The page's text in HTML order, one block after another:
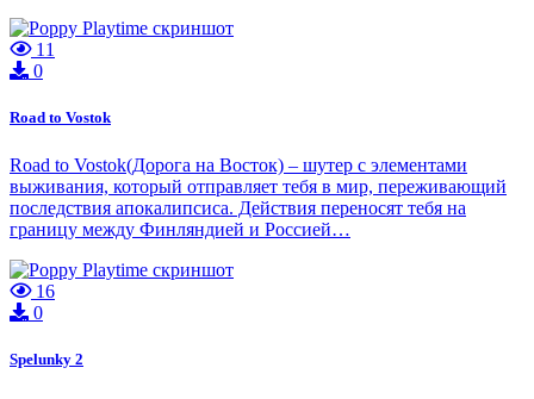
11
0
Road to Vostok
Road to Vostok(Дорога на Восток) – шутер с элементами
выживания, который отправляет тебя в мир, переживающий
последствия апокалипсиса. Действия переносят тебя на
границу между Финляндией и Россией…
16
0
Spelunky 2